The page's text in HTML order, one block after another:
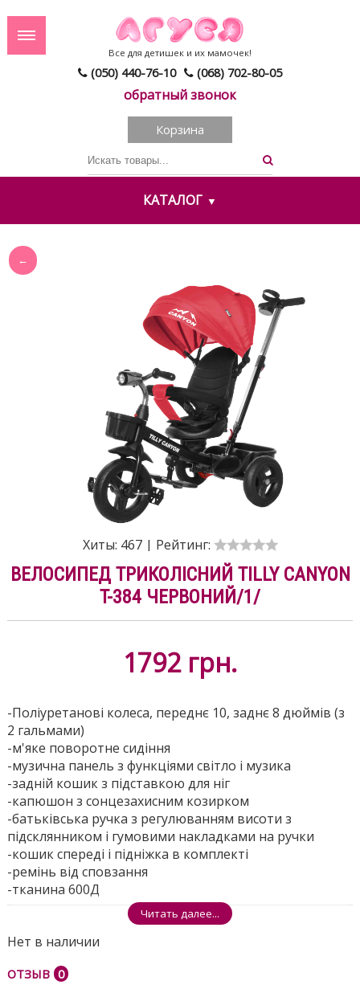
(050) 440-76-10 (068) 702-80-05
обратный звонок
Все для детишек и их мамочек!
Корзина
КАТАЛОГ
Хиты: 467 | Рейтинг:
ВЕЛОСИПЕД ТРИКОЛІСНИЙ TILLY CANYON
T-384 ЧЕРВОНИЙ/1/
1792 грн.
-Поліуретанові колеса, переднє 10, заднє 8 дюймів (з
2 гальмами)
-м'яке поворотне сидіння
-музична панель з функціями світло і музика
-задній кошик з підставкою для ніг
-капюшон з сонцезахисним козирком
-батьківська ручка з регулюванням висоти з
підсклянником і гумовими накладками на ручки
-кошик спереді і підніжка в комплекті
-ремінь від сповзання
-тканина 600Д
Розміри ящика - 61 * 41 * 32см
Поделиться
Читать далее...
Нет в наличии
ОТЗЫВ 0